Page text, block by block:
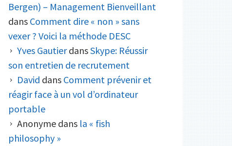
Bergen) – Management Bienveillant
dans Comment dire « non » sans
vexer ? Voici la méthode DESC
Yves GautierdansSkype: Réussir
son entretien de recrutement
David dans Comment prévenir et
réagir face à un vol d’ordinateur
portable
Anonymedans la « fish
philosophy »